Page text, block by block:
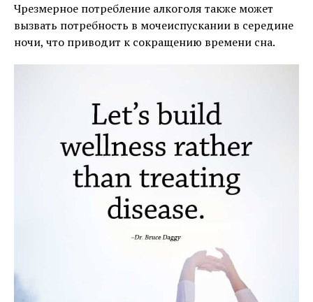
Чрезмерное потребление алкоголя также может
вызвать потребность в мочеиспускании в середине
ночи, что приводит к сокращению времени сна.